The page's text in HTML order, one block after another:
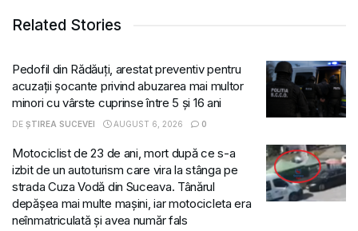
Related Stories
Pedofil din Rădăuți, arestat preventiv pentru
acuzații șocante privind abuzarea mai multor
minori cu vârste cuprinse între 5 și 16 ani
DE ȘTIREA SUCEVEI AUGUST 6, 2026 0
Motociclist de 23 de ani, mort după ce s-a
izbit de un autoturism care vira la stânga pe
strada Cuza Vodă din Suceava. Tânărul
depășea mai multe mașini, iar motocicleta era
neînmatriculată și avea număr fals